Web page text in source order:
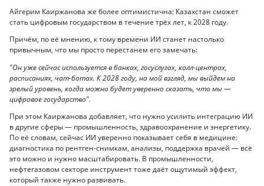
Айгерим Каиржанова же более оптимистична: Казахстан сможет
стать цифровым государством в течение трёх лет, к 2028 году.
Причём, по её мнению, к тому времени ИИ станет настолько
привычным, что мы просто перестанем его замечать:
"Он уже сейчас используется в банках, госуслугах, колл-центрах,
расписаниях, чат-ботах. К 2028 году, на мой взгляд, мы выйдем на
зрелый уровень, когда можно будет уверенно сказать, что мы —
цифровое государство".
При этом Каиржанова добавляет, что нужно усилить интеграцию ИИ
в другие сферы — промышленность, здравоохранение и энергетику.
По её словам, сейчас ИИ уверенно показывает себя в медицине:
диагностика по рентген-снимкам, анализы, поддержка врачей — всё
это можно и нужно масштабировать. В промышленности,
нефтегазовом секторе инструмент тоже даёт ощутимый эффект,
который также нужно развивать.